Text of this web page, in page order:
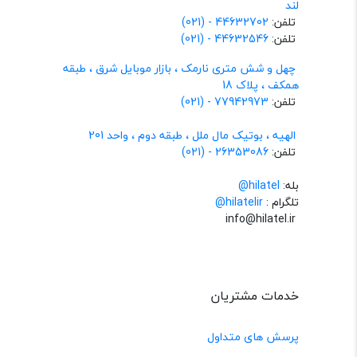
لند
تلفن: 44632702 - (021)
تلفن:44632546 - (021)
چهل و شش متری نارمک ، بازار موبایل شرق ، طبقه
همکف ، پلاک 18
تلفن: 77942973 - (021)
الهیه ، بوتیک مال ملل ، طبقه دوم ، واحد 201
تلفن:26353086 - (021)
بله: hilatel@
تلگرام :@hilatelir
خدمات مشتریان
پرسش های متداول